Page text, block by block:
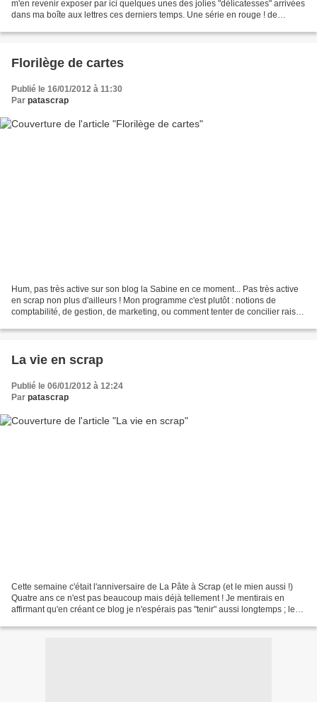
m'en revenir exposer par ici quelques unes des jolies "délicatesses" arrivées
dans ma boîte aux lettres ces derniers temps. Une série en rouge ! de
Florilège de cartes
Publié le 16/01/2012 à 11:30
Par patascrap
Hum, pas très active sur son blog la Sabine en ce moment... Pas très active
en scrap non plus d'ailleurs ! Mon programme c'est plutôt : notions de
comptabilité, de gestion, de marketing, ou comment tenter de concilier raison
La vie en scrap
Publié le 06/01/2012 à 12:24
Par patascrap
Cette semaine c'était l'anniversaire de La Pâte à Scrap (et le mien aussi !)
Quatre ans ce n'est pas beaucoup mais déjà tellement ! Je mentirais en
affirmant qu'en créant ce blog je n'espérais pas "tenir" aussi longtemps ; les